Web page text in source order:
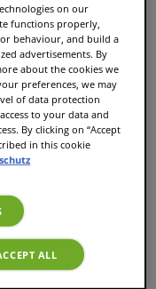
Größe L
Pistazie
on our
functions properly,
behaviour, and build a
advertisements. By
about the cookies we
preferences, we may
of data protection
to your data and
By clicking on “Accept
in this cookie
ALL